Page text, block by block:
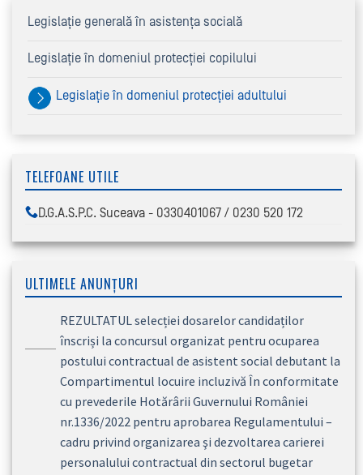
Legislație generală în asistența socială
Legislație în domeniul protecției copilului
Legislație în domeniul protecției adultului
TELEFOANE UTILE
D.G.A.S.P.C. Suceava - 0330401067 / 0230 520 172
ULTIMELE ANUNȚURI
REZULTATUL selecției dosarelor candidaților
înscriși la concursul organizat pentru ocuparea
postului contractual de asistent social debutant la
Compartimentul locuire incluzivă În conformitate
cu prevederile Hotărârii Guvernului României
nr.1336/2022 pentru aprobarea Regulamentului –
cadru privind organizarea şi dezvoltarea carierei
personalului contractual din sectorul bugetar